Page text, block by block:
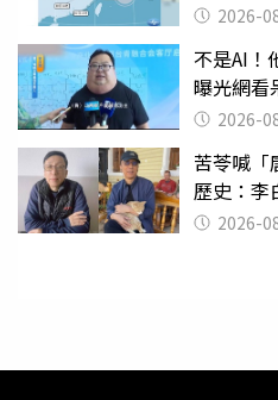
2026-
不是AI！
曝光網看
2026-
苦苓喊
歷史：李
2026-